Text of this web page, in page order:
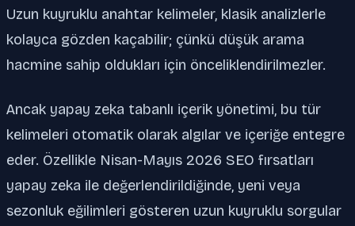
Uzun kuyruklu anahtar kelimeler, klasik analizlerle
kolayca gözden kaçabilir; çünkü düşük arama
hacmine sahip oldukları için önceliklendirilmezler.
Ancak yapay zeka tabanlı içerik yönetimi, bu tür
kelimeleri otomatik olarak algılar ve içeriğe entegre
eder. Özellikle Nisan-Mayıs 2026 SEO fırsatları
yapay zeka ile değerlendirildiğinde, yeni veya
sezonluk eğilimleri gösteren uzun kuyruklu sorgular